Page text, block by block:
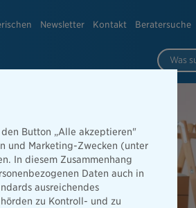
Newsletter Kontakt Beratersuche
Was
Button „Alle akzeptieren"
und Marketing-Zwecken (unter
In diesem Zusammenhang
Daten auch in
ausreichendes
zu Kontroll- und zu